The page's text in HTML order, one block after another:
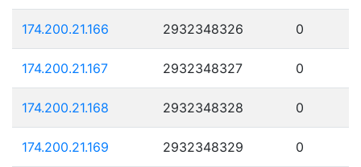
174.200.21.166 2932348326 0
174.200.21.167 2932348327 0
174.200.21.168 2932348328 0
174.200.21.169 2932348329 0